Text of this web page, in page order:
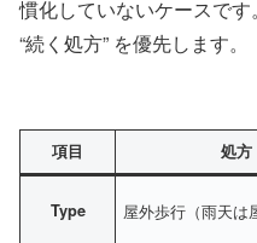
慣化していないケースです
“続く処方” を優先します。
項目 処方
Type 屋外歩行（雨天は